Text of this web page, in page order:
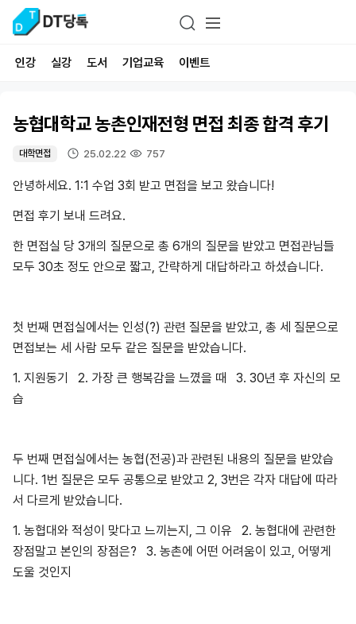
인강 실강 도서 기업교육 이벤트
농협대학교 농촌인재전형 면접 최종 합격 후기
대학면접 25.02.22 757
안녕하세요. 1:1 수업 3회 받고 면접을 보고 왔습니다!
면접 후기 보내 드려요.
한 면접실 당 3개의 질문으로 총 6개의 질문을 받았고 면접관님들
모두 30초 정도 안으로 짧고, 간략하게 대답하라고 하셨습니다.
첫 번째 면접실에서는 인성(?) 관련 질문을 받았고, 총 세 질문으로
면접보는 세 사람 모두 같은 질문을 받았습니다.
1. 지원동기 2. 가장 큰 행복감을 느꼈을 때 3. 30년 후 자신의 모
습
두 번째 면접실에서는 농협(전공)과 관련된 내용의 질문을 받았습
니다. 1번 질문은 모두 공통으로 받았고 2, 3번은 각자 대답에 따라
서 다르게 받았습니다.
1. 농협대와 적성이 맞다고 느끼는지, 그 이유 2. 농협대에 관련한
장점말고 본인의 장점은? 3. 농촌에 어떤 어려움이 있고, 어떻게
도울 것인지